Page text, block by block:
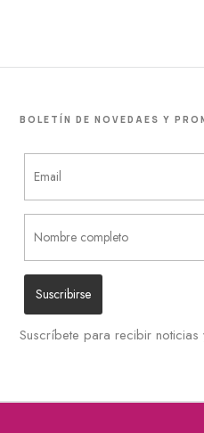
BOLETÍN DE NOVEDAES Y
Suscríbete para recibir noticias